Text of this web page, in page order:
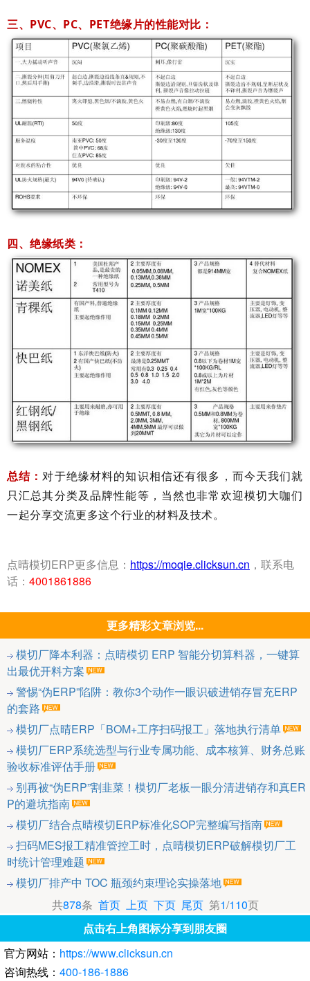
三、PVC、PC、PET绝缘片的性能对比：
四、绝缘纸类：
总结：对于绝缘材料的知识相信还有很多，而今天我们就
只汇总其分类及品牌性能等，当然也非常欢迎模切大咖们
一起分享交流更多这个行业的材料及技术。
点晴模切ERP更多信息： https://moqie.clicksun.cn ，联系电
话： 4001861886
更多精彩文章浏览...
模切厂降本利器：点晴模切 ERP 智能分切算料器，一键算
出最优开料方案
警惕“伪ERP”陷阱：教你3个动作一眼识破进销存冒充ERP
的套路
模切厂点晴ERP「BOM+工序扫码报工」落地执行清单
模切厂ERP系统选型与行业专属功能、成本核算、财务总账
验收标准评估手册
别再被“伪ERP”割韭菜！模切厂老板一眼分清进销存和真ER
P的避坑指南
模切厂结合点晴模切ERP标准化SOP完整编写指南
扫码MES报工精准管控工时，点晴模切ERP破解模切厂工
时统计管理难题
模切厂排产中 TOC 瓶颈约束理论实操落地
共878条 首页 上页 下页 尾页第1/110页
点击右上角图标分享到朋友圈
官方网站： https://www.clicksun.cn
咨询热线： 400-186-1886